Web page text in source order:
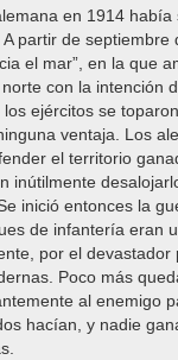
en 1914
A partir de septiembre
el mar”, en la que
con la intención
ejércitos se
ventaja. Los
el territorio
inútilmente
inició entonces la
de infantería eran
por el devastador
Poco más
al enemigo
hacían, y nadie